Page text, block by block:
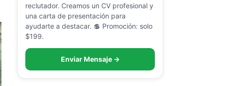
reclutador. Creamos un CV profesional y
una carta de presentación para
ayudarte a destacar. 💲 Promoción: solo
$199.
Enviar Mensaje →